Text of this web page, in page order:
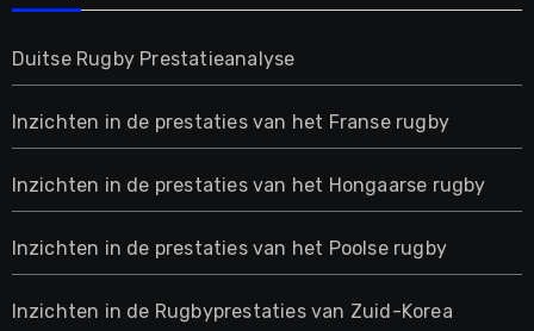
Duitse Rugby Prestatieanalyse
Inzichten in de prestaties van het Franse rugby
Inzichten in de prestaties van het Hongaarse rugby
Inzichten in de prestaties van het Poolse rugby
Inzichten in de Rugbyprestaties van Zuid-Korea